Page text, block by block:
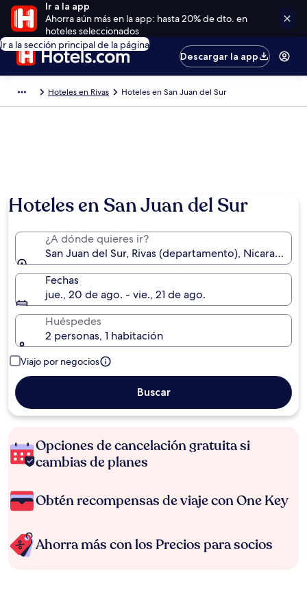
Ir a la app
Ahorra aún más en la app: hasta 20% de dto. en
hoteles seleccionados
Ir a la sección principal de la página
Descargar la app
Hoteles en Rivas Hoteles en San Juan del Sur
Hoteles en San Juan del Sur
¿A dónde quieres ir?
San Juan del Sur, Rivas (departamento), Nicaragua
Fechas
jue., 20 de ago. - vie., 21 de ago.
Huéspedes
2 personas, 1 habitación
Viajo por negocios
Buscar
Opciones de cancelación gratuita si
cambias de planes
Obtén recompensas de viaje con One Key
Ahorra más con los Precios para socios